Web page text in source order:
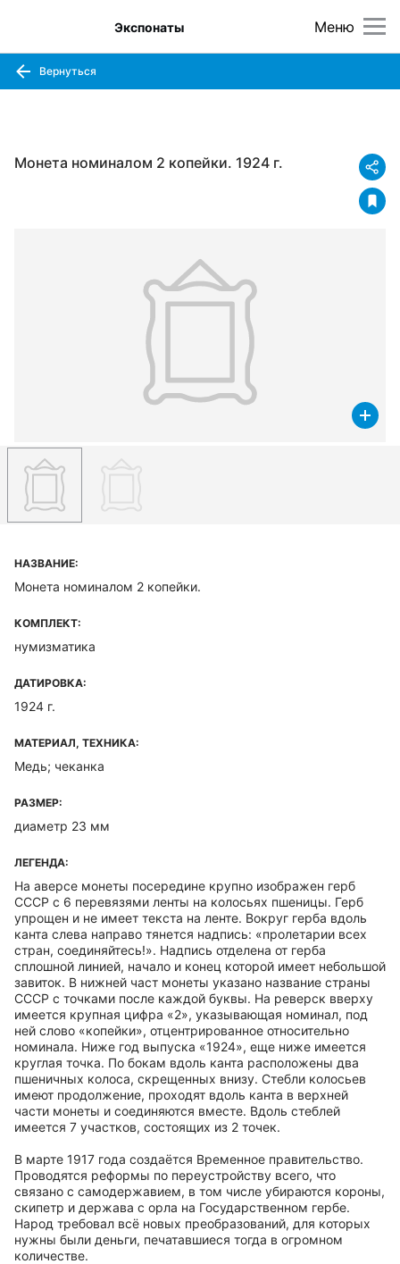
Меню
Экспонаты
Вернуться
Монета номиналом 2 копейки. 1924 г.
НАЗВАНИЕ:
Монета номиналом 2 копейки.
КОМПЛЕКТ:
нумизматика
ДАТИРОВКА:
1924 г.
МАТЕРИАЛ, ТЕХНИКА:
Медь; чеканка
РАЗМЕР:
диаметр 23 мм
ЛЕГЕНДА:
На аверсе монеты посередине крупно изображен герб
СССР с 6 перевязями ленты на колосьях пшеницы. Герб
упрощен и не имеет текста на ленте. Вокруг герба вдоль
канта слева направо тянется надпись: «пролетарии всех
стран, соединяйтесь!». Надпись отделена от герба
сплошной линией, начало и конец которой имеет небольшой
завиток. В нижней част монеты указано название страны
СССР с точками после каждой буквы. На реверск вверху
имеется крупная цифра «2», указывающая номинал, под
ней слово «копейки», отцентрированное относительно
номинала. Ниже год выпуска «1924», еще ниже имеется
круглая точка. По бокам вдоль канта расположены два
пшеничных колоса, скрещенных внизу. Стебли колосьев
имеют продолжение, проходят вдоль канта в верхней
части монеты и соединяются вместе. Вдоль стеблей
имеется 7 участков, состоящих из 2 точек.
В марте 1917 года создаётся Временное правительство.
Проводятся реформы по переустройству всего, что
связано с самодержавием, в том числе убираются короны,
скипетр и держава с орла на Государственном гербе.
Народ требовал всё новых преобразований, для которых
нужны были деньги, печатавшиеся тогда в огромном
количестве.